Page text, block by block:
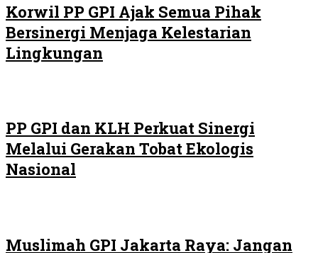
Korwil PP GPI Ajak Semua Pihak
Bersinergi Menjaga Kelestarian
Lingkungan
PP GPI dan KLH Perkuat Sinergi
Melalui Gerakan Tobat Ekologis
Nasional
Muslimah GPI Jakarta Raya: Jangan